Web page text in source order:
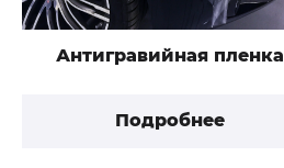
Антигравийная пленка
Подробнее